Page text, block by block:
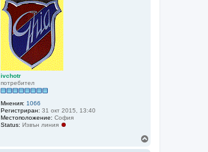
ivchotr
потребител
Мнения: 1066
Регистриран: 31 окт 2015, 13:40
Местоположение: София
Status: Извън линия